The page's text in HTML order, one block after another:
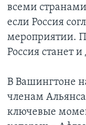
всеми
если Россия
мероприятии.
Россия станет
В Вашингтоне
членам Альянса
ключевые